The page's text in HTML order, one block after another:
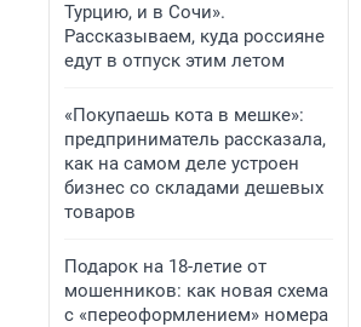
Турцию, и в Сочи».
Рассказываем, куда россияне
едут в отпуск этим летом
«Покупаешь кота в мешке»:
предприниматель рассказала,
как на самом деле устроен
бизнес со складами дешевых
товаров
Подарок на 18-летие от
мошенников: как новая схема
с «переоформлением» номера